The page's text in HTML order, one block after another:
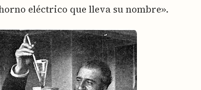
eléctrico que lleva su nombre».